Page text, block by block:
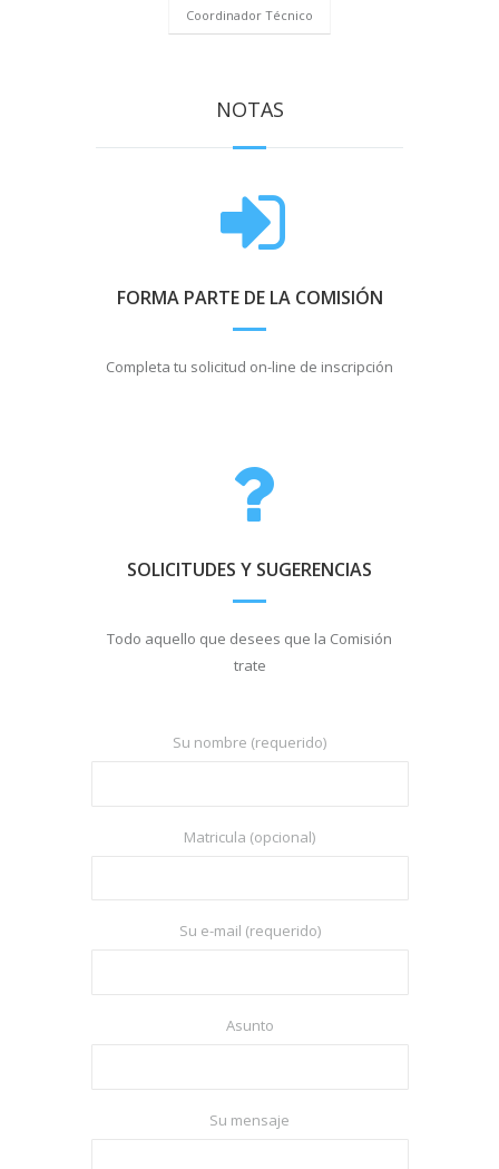
Coordinador Técnico
NOTAS
FORMA PARTE DE LA COMISIÓN
Completa tu solicitud on-line de inscripción
SOLICITUDES Y SUGERENCIAS
Todo aquello que desees que la Comisión
trate
Su nombre (requerido)
Matricula (opcional)
Su e-mail (requerido)
Asunto
Su mensaje